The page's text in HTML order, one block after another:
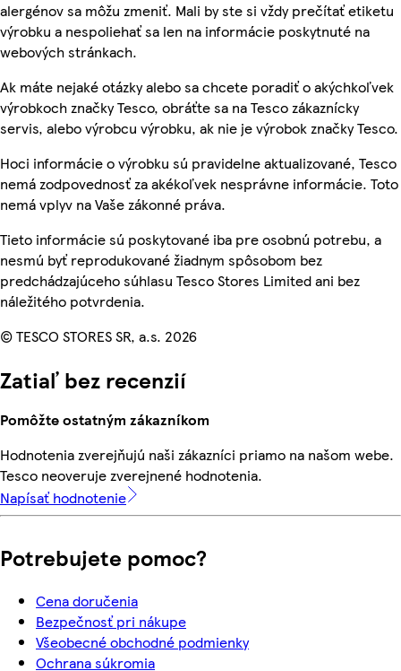
alergénov sa môžu zmeniť. Mali by ste si vždy prečítať etiketu
výrobku a nespoliehať sa len na informácie poskytnuté na
webových stránkach.
Ak máte nejaké otázky alebo sa chcete poradiť o akýchkoľvek
výrobkoch značky Tesco, obráťte sa na Tesco zákaznícky
servis, alebo výrobcu výrobku, ak nie je výrobok značky Tesco.
Hoci informácie o výrobku sú pravidelne aktualizované, Tesco
nemá zodpovednosť za akékoľvek nesprávne informácie. Toto
nemá vplyv na Vaše zákonné práva.
Tieto informácie sú poskytované iba pre osobnú potrebu, a
nesmú byť reprodukované žiadnym spôsobom bez
predchádzajúceho súhlasu Tesco Stores Limited ani bez
náležitého potvrdenia.
© TESCO STORES SR, a.s. 2026
Zatiaľ bez recenzií
Pomôžte ostatným zákazníkom
Hodnotenia zverejňujú naši zákazníci priamo na našom webe.
Tesco neoveruje zverejnené hodnotenia.
Napísať hodnotenie
Potrebujete pomoc?
Cena doručenia
Bezpečnosť pri nákupe
Všeobecné obchodné podmienky
Ochrana súkromia